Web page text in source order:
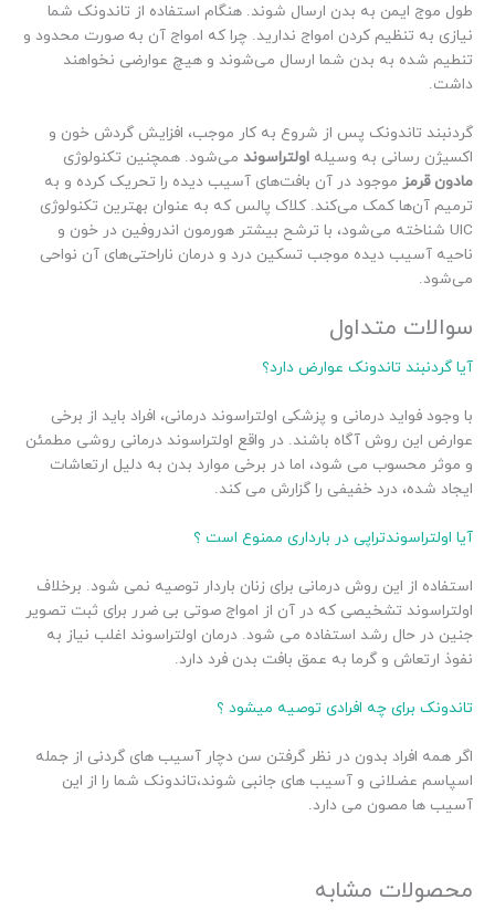
طول موج ایمن به بدن ارسال شوند. هنگام استفاده از تاندونک شما
نیازی به تنظیم کردن امواج ندارید. چرا که امواج آن به صورت محدود و
تنطیم شده به بدن شما ارسال می‌شوند و هیچ عوارضی نخواهند
داشت.
گردنبند تاندونک پس از شروع به کار موجب، افزایش گردش خون و
اکسیژن رسانی به وسیله اولتراسوند می‌شود. همچنین تکنولوژی
مادون قرمز موجود در آن بافت‌های آسیب دیده را تحریک کرده و به
ترمیم آن‌ها کمک می‌کند. کلاک پالس که به عنوان بهترین تکنولوژی
UIC شناخته می‌شود، با ترشح بیشتر هورمون اندروفین در خون و
ناحیه آسیب دیده موجب تسکین درد و درمان ناراحتی‌های آن نواحی
می‌شود.
سوالات متداول
آیا گردنبند تاندونک عوارض دارد؟
با وجود فواید درمانی و پزشکی اولتراسوند درمانی، افراد باید از برخی
عوارض این روش آگاه باشند. در واقع اولتراسوند درمانی روشی مطمئن
و موثر محسوب می شود، اما در برخی موارد بدن به دلیل ارتعاشات
ایجاد شده، درد خفیفی را گزارش می کند.
آیا اولتراسوندتراپی در بارداری ممنوع است ؟
استفاده از این روش درمانی برای زنان باردار توصیه نمی شود. برخلاف
اولتراسوند تشخیصی که در آن از امواج صوتی بی ضرر برای ثبت تصویر
جنین در حال رشد استفاده می شود. درمان اولتراسوند اغلب نیاز به
نفوذ ارتعاش و گرما به عمق بافت بدن فرد دارد.
تاندونک برای چه افرادی توصیه میشود ؟
اگر همه افراد بدون در نظر گرفتن سن دچار آسیب های گردنی از جمله
اسپاسم عضلانی و آسیب های جانبی شوند،تاندونک شما را از این
آسیب ها مصون می دارد.
محصولات مشابه